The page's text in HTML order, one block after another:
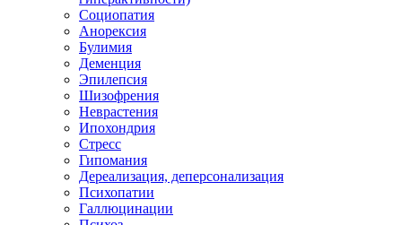
Социопатия
Анорексия
Булимия
Деменция
Эпилепсия
Шизофрения
Неврастения
Ипохондрия
Стресс
Гипомания
Дереализация, деперсонализация
Психопатии
Галлюцинации